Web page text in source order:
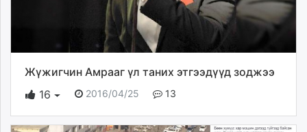
Жүжигчин Амрааг үл таних этгээдүүд зоджээ
16
2016/04/25 13